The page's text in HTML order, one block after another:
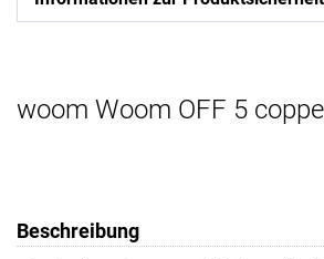
woom Woom OFF 5
Beschreibung